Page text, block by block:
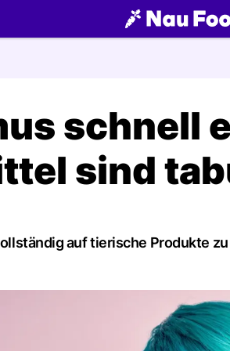
food.NAU.ch
schnell
sind
auf tierische Produkte